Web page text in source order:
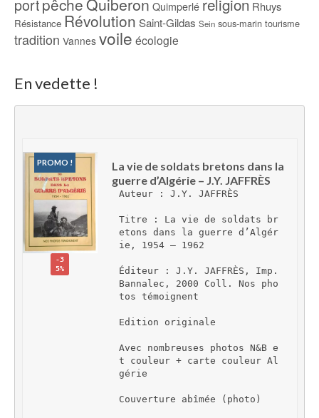
portpêcheQuiberon Quimperlé religion Rhuys
Résistance Révolution Saint-Gildas Sein sous-marin tourisme
tradition Vannes voile écologie
En vedette !
PROMO !
-3
5%
La vie de soldats bretons dans la
guerre d’Algérie – J.Y. JAFFRÈS
Auteur : J.Y. JAFFRÈS
Titre : La vie de soldats br
etons dans la guerre d’Algér
ie, 1954 – 1962
Éditeur : J.Y. JAFFRÈS, Imp.
Bannalec, 2000 Coll. Nos pho
tos témoignent
Edition originale
Avec nombreuses photos N&B e
t couleur + carte couleur Al
gérie
Couverture abîmée (photo)